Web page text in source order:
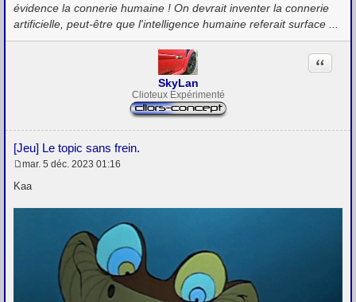
évidence la connerie humaine ! On devrait inventer la connerie
artificielle, peut-être que l'intelligence humaine referait surface ...
SkyLan
Clioteux Expérimenté
[Jeu] Le topic sans frein.
Citation
e
s
mar. 5 déc. 2023 01:16
Kaa